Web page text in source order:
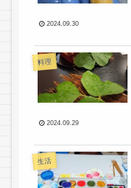
2024.09.30
料理
2024.09.29
生活